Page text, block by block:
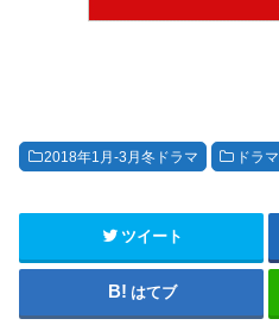
2018年1月-3月冬ドラマ ドラマ
ツイート
はてブ